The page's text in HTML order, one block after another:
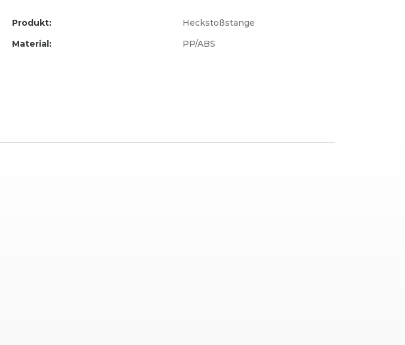
Produkt:
Heckstoßstange
Material:
PP/ABS